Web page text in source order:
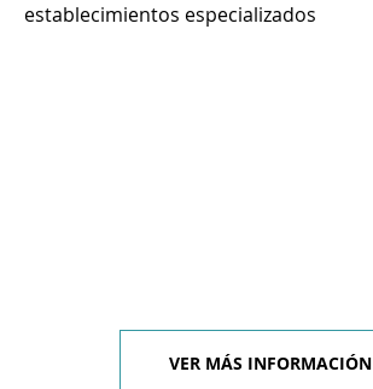
establecimientos especializados
VER MÁS INFORMACIÓN